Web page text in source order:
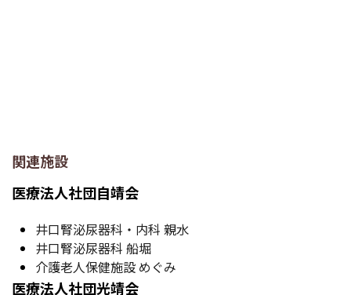
関連施設
医療法人社団自靖会
井口腎泌尿器科・内科 親水
井口腎泌尿器科 船堀
介護老人保健施設 めぐみ
医療法人社団光靖会